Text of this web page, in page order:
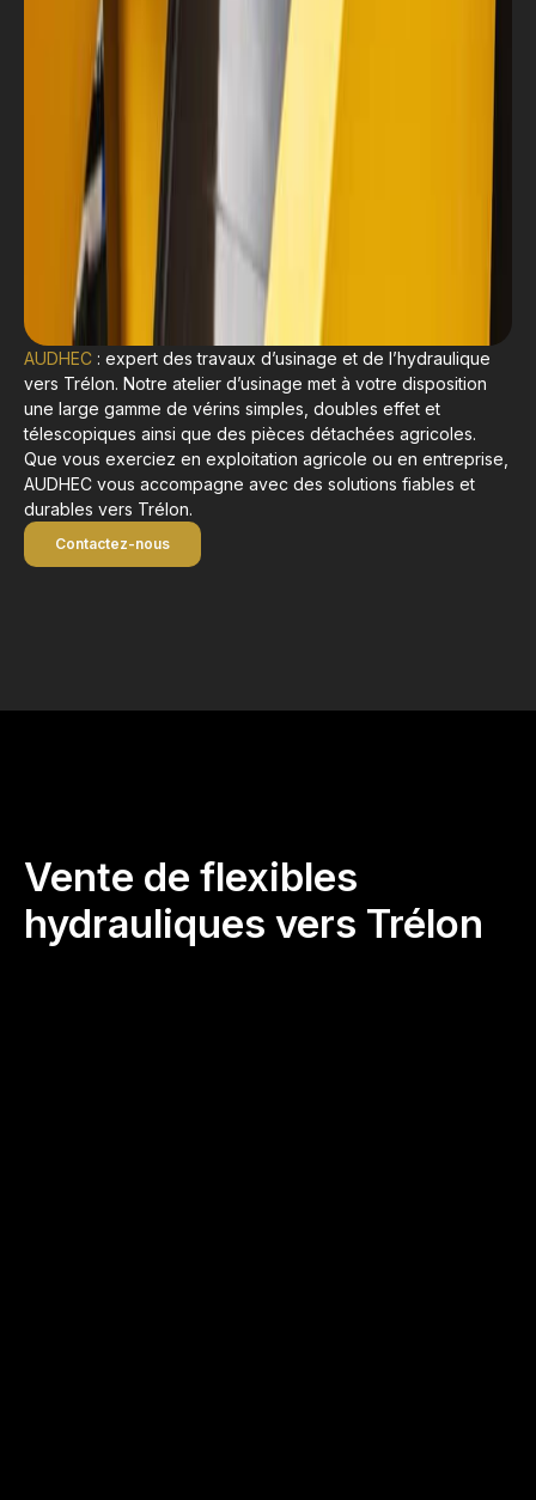
AUDHEC : expert des travaux d’usinage et de l’hydraulique
vers Trélon. Notre atelier d’usinage met à votre disposition
une large gamme de vérins simples, doubles effet et
télescopiques ainsi que des pièces détachées agricoles.
Que vous exerciez en exploitation agricole ou en entreprise,
AUDHEC vous accompagne avec des solutions fiables et
durables vers Trélon.
Contactez-nous
Vente de flexibles
hydrauliques vers Trélon